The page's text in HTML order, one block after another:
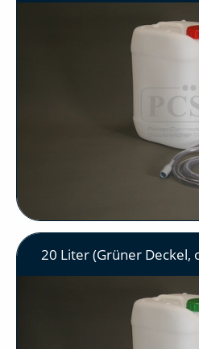
20 Liter (Grüner Deckel,